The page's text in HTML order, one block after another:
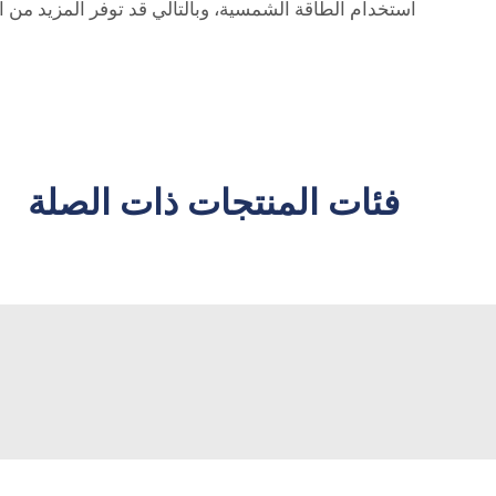
استخدام الطاقة الشمسية، وبالتالي قد توفر المزيد من
فئات المنتجات ذات الصلة